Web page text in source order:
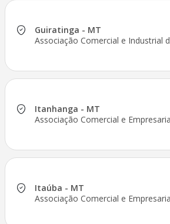
Guiratinga - MT
Associação Comercial e Industrial
Itanhanga - MT
Associação Comercial e
Itaúba - MT
Associação Comercial e